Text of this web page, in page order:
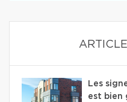
Les
est bien